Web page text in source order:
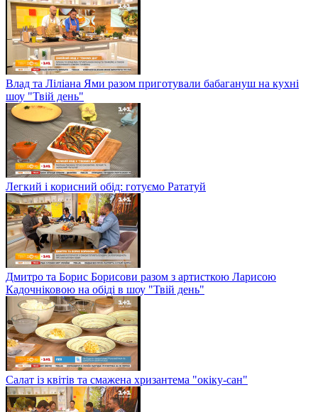
Влад та Ліліана Ями разом приготували бабагануш на кухні
шоу "Твій день"
Легкий і корисний обід: готуємо Рататуй
Дмитро та Борис Борисови разом з артисткою Ларисою
Кадочніковою на обіді в шоу "Твій день"
Салат із квітів та смажена хризантема "окіку-сан"